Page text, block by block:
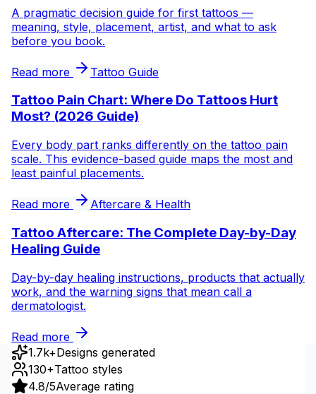
A pragmatic decision guide for first tattoos —
meaning, style, placement, artist, and what to ask
before you book.
Read more Tattoo Guide
Tattoo Pain Chart: Where Do Tattoos Hurt
Most? (2026 Guide)
Every body part ranks differently on the tattoo pain
scale. This evidence-based guide maps the most and
least painful placements.
Read more Aftercare & Health
Tattoo Aftercare: The Complete Day-by-Day
Healing Guide
Day-by-day healing instructions, products that actually
work, and the warning signs that mean call a
dermatologist.
Read more
1.7k+Designs generated
130+Tattoo styles
4.8/5Average rating